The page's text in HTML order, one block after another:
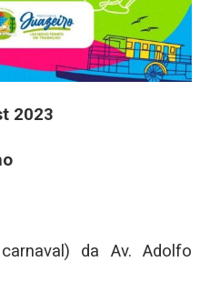
2023
da Av. Adolfo